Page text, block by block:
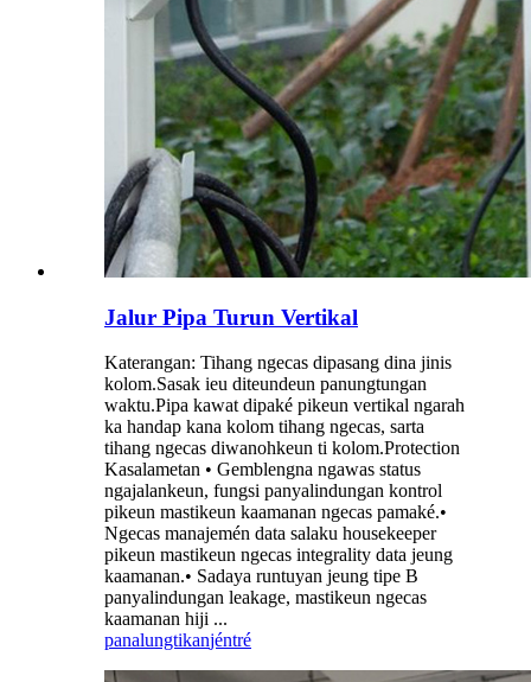
Jalur Pipa Turun Vertikal
Katerangan: Tihang ngecas dipasang dina jinis
kolom.Sasak ieu diteundeun panungtungan
waktu.Pipa kawat dipaké pikeun vertikal ngarah
ka handap kana kolom tihang ngecas, sarta
tihang ngecas diwanohkeun ti kolom.Protection
Kasalametan • Gemblengna ngawas status
ngajalankeun, fungsi panyalindungan kontrol
pikeun mastikeun kaamanan ngecas pamaké.•
Ngecas manajemén data salaku housekeeper
pikeun mastikeun ngecas integrality data jeung
kaamanan.• Sadaya runtuyan jeung tipe B
panyalindungan leakage, mastikeun ngecas
kaamanan hiji ...
panalungtikanjéntré